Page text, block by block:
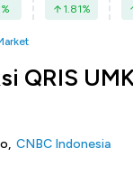
% 1.81%
QRIS
CNBC Indonesia